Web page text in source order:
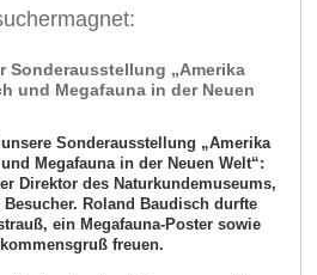
Sonderausstellung „Amerika
und Megafauna in der Neuen
Sonderausstellung „Amerika
Megafauna in der Neuen Welt“:
Direktor des Naturkundemuseums,
Besucher. Roland Baudisch durfte
ein Megafauna-Poster sowie
freuen.